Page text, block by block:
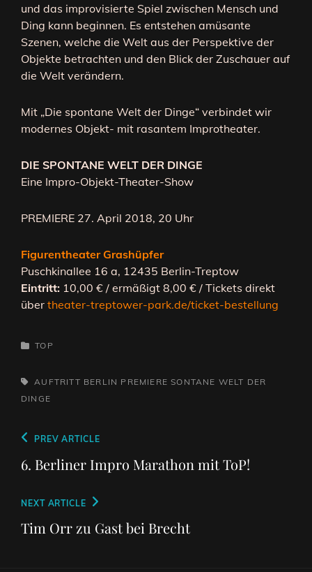
und das improvisierte Spiel zwischen Mensch und
Ding kann beginnen. Es entstehen amüsante
Szenen, welche die Welt aus der Perspektive der
Objekte betrachten und den Blick der Zuschauer auf
die Welt verändern.
Mit „Die spontane Welt der Dinge“ verbindet wir
modernes Objekt- mit rasantem Improtheater.
DIE SPONTANE WELT DER DINGE
Eine Impro-Objekt-Theater-Show
PREMIERE 27. April 2018, 20 Uhr
Figurentheater Grashüpfer
Puschkinallee 16 a, 12435 Berlin-Treptow
Eintritt: 10,00 € / ermäßigt 8,00 € / Tickets direkt
über theater-treptower-park.de/ticket-bestellung
CATEGORIES
TOP
TAGS,AUFTRITT BERLIN PREMIERE SONTANE WELT DER
DINGE
Beitragsnavigation
Previous
Post
PREV ARTICLE
6. Berliner Impro Marathon mit ToP!
Next
Post
NEXT ARTICLE
Tim Orr zu Gast bei Brecht